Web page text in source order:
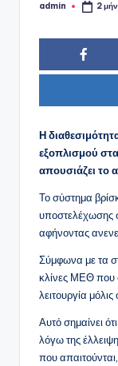
Συγγραφέας:
admin 2
Η
εξοπλισμού
απουσιάζει το
Το σύστημα
υποστελέχωσης
αφήνοντας
Σύμφωνα με τα
κλίνες ΜΕΘ που
λειτουργία μόλις
Αυτό σημαίνει
λόγω της
που